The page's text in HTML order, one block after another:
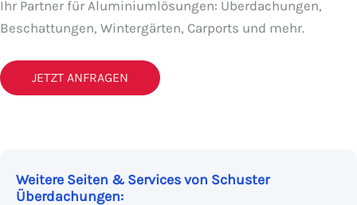
Ihr Partner für Aluminiumlösungen: Überdachungen,
Beschattungen, Wintergärten, Carports und mehr.
JETZT ANFRAGEN
Weitere Seiten & Services von Schuster
Überdachungen: